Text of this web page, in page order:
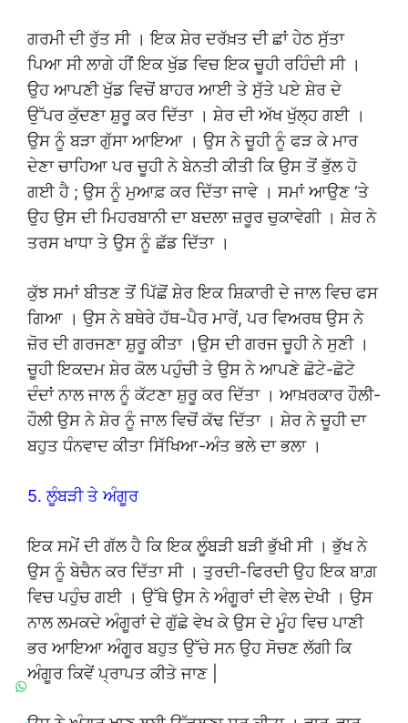
ਗਰਮੀ ਦੀ ਰੁੱਤ ਸੀ । ਇਕ ਸ਼ੇਰ ਦਰੱਖ਼ਤ ਦੀ ਛਾਂ ਹੇਠ ਸੁੱਤਾ
ਪਿਆ ਸੀ ਲਾਗੇ ਹੀਂ ਇਕ ਖੁੱਡ ਵਿਚ ਇਕ ਚੂਹੀ ਰਹਿੰਦੀ ਸੀ ।
ਉਹ ਆਪਣੀ ਖੁੱਡ ਵਿਚੋਂ ਬਾਹਰ ਆਈ ਤੇ ਸੁੱਤੇ ਪਏ ਸ਼ੇਰ ਦੇ
ਉੱਪਰ ਕੁੱਦਣਾ ਸ਼ੁਰੂ ਕਰ ਦਿੱਤਾ । ਸ਼ੇਰ ਦੀ ਅੱਖ ਖੁੱਲ੍ਹ ਗਈ ।
ਉਸ ਨੂੰ ਬੜਾ ਗੁੱਸਾ ਆਇਆ । ਉਸ ਨੇ ਚੂਹੀ ਨੂੰ ਫੜ ਕੇ ਮਾਰ
ਦੇਣਾ ਚਾਹਿਆ ਪਰ ਚੂਹੀ ਨੇ ਬੇਨਤੀ ਕੀਤੀ ਕਿ ਉਸ ਤੋਂ ਭੁੱਲ ਹੋ
ਗਈ ਹੈ ; ਉਸ ਨੂੰ ਮੁਆਫ਼ ਕਰ ਦਿੱਤਾ ਜਾਵੇ । ਸਮਾਂ ਆਉਣ ‘ਤੇ
ਉਹ ਉਸ ਦੀ ਮਿਹਰਬਾਨੀ ਦਾ ਬਦਲਾ ਜ਼ਰੂਰ ਚੁਕਾਵੇਗੀ । ਸ਼ੇਰ ਨੇ
ਤਰਸ ਖਾਧਾ ਤੇ ਉਸ ਨੂੰ ਛੱਡ ਦਿੱਤਾ ।
ਕੁੱਝ ਸਮਾਂ ਬੀਤਣ ਤੋਂ ਪਿੱਛੋਂ ਸ਼ੇਰ ਇਕ ਸ਼ਿਕਾਰੀ ਦੇ ਜਾਲ ਵਿਚ ਫਸ
ਗਿਆ । ਉਸ ਨੇ ਬਥੇਰੇ ਹੱਥ-ਪੈਰ ਮਾਰੇਂ, ਪਰ ਵਿਅਰਥ ਉਸ ਨੇ
ਜ਼ੋਰ ਦੀ ਗਰਜਣਾ ਸ਼ੁਰੂ ਕੀਤਾ ।ਉਸ ਦੀ ਗਰਜ ਚੂਹੀ ਨੇ ਸੁਣੀ ।
ਚੂਹੀ ਇਕਦਮ ਸ਼ੇਰ ਕੋਲ ਪਹੁੰਚੀ ਤੇ ਉਸ ਨੇ ਆਪਣੇ ਛੋਟੇ-ਛੋਟੇ
ਦੰਦਾਂ ਨਾਲ ਜਾਲ ਨੂੰ ਕੱਟਣਾ ਸ਼ੁਰੂ ਕਰ ਦਿੱਤਾ । ਆਖ਼ਰਕਾਰ ਹੌਲੀ-
ਹੌਲੀ ਉਸ ਨੇ ਸ਼ੇਰ ਨੂੰ ਜਾਲ ਵਿਚੋਂ ਕੱਢ ਦਿੱਤਾ । ਸ਼ੇਰ ਨੇ ਚੂਹੀ ਦਾ
ਬਹੁਤ ਧੰਨਵਾਦ ਕੀਤਾ ਸਿੱਖਿਆ-ਅੰਤ ਭਲੇ ਦਾ ਭਲਾ ।
5. ਲੂੰਬੜੀ ਤੇ ਅੰਗੂਰ
ਇਕ ਸਮੇਂ ਦੀ ਗੱਲ ਹੈ ਕਿ ਇਕ ਲੂੰਬੜੀ ਬੜੀ ਭੁੱਖੀ ਸੀ । ਭੁੱਖ ਨੇ
ਉਸ ਨੂੰ ਬੇਚੈਨ ਕਰ ਦਿੱਤਾ ਸੀ । ਤੁਰਦੀ-ਫਿਰਦੀ ਉਹ ਇਕ ਬਾਗ਼
ਵਿਚ ਪਹੁੰਚ ਗਈ । ਉੱਥੇ ਉਸ ਨੇ ਅੰਗੂਰਾਂ ਦੀ ਵੇਲ ਦੇਖੀ । ਉਸ
ਨਾਲ ਲਮਕਦੇ ਅੰਗੂਰਾਂ ਦੇ ਗੁੱਛੇ ਵੇਖ ਕੇ ਉਸ ਦੇ ਮੂੰਹ ਵਿਚ ਪਾਣੀ
ਭਰ ਆਇਆ ਅੰਗੂਰ ਬਹੁਤ ਉੱਚੇ ਸਨ ਉਹ ਸੋਚਣ ਲੱਗੀ ਕਿ
ਅੰਗੂਰ ਕਿਵੇਂ ਪ੍ਰਾਪਤ ਕੀਤੇ ਜਾਣ |